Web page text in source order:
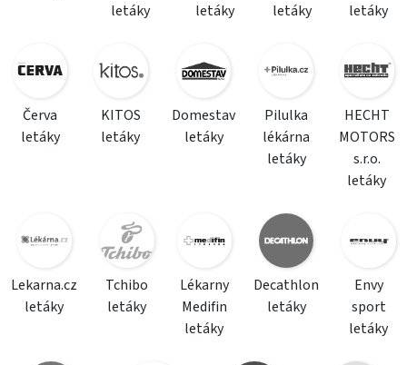
letáky
letáky
letáky
letáky
Červa
letáky
KITOS
letáky
Domestav
letáky
Pilulka
lékárna
letáky
HECHT
MOTORS
s.r.o.
letáky
Lekarna.cz
letáky
Tchibo
letáky
Lékarny
Medifin
letáky
Decathlon
letáky
Envy
sport
letáky